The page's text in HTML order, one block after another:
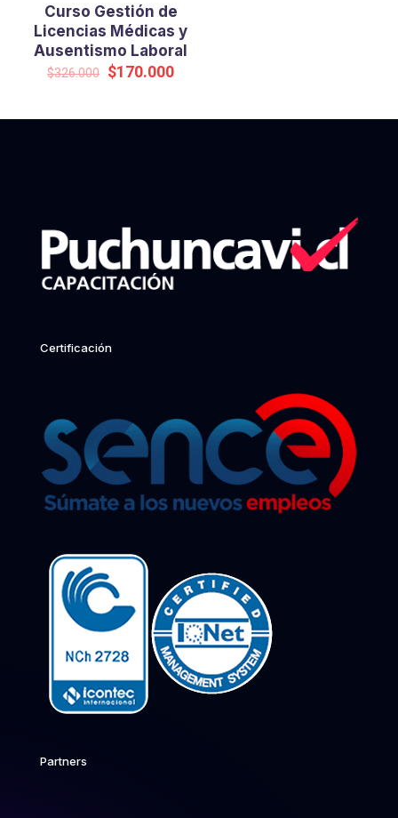
Curso Gestión de
Licencias Médicas y
Ausentismo Laboral
$326.000 Original
$326.000.
$170.000Current
$170.000.
Certificación
Partners